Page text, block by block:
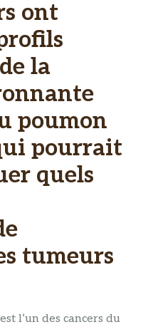
ont
la
poumon
pourrait
quels
tumeurs
l’un des cancers du